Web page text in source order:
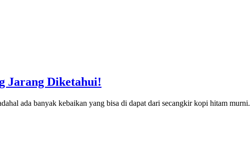
Jarang Diketahui!
ada banyak kebaikan yang bisa di dapat dari secangkir kopi hitam murni.